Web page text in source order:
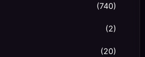
(740)
(2)
(20)